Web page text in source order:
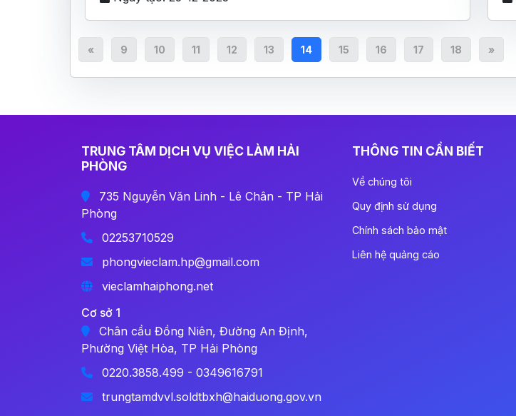
« 9 10 11 12 13 14 15 16 17 18 »
TRUNG TÂM DỊCH VỤ VIỆC LÀM HẢI
PHÒNG
735 Nguyễn Văn Linh - Lê Chân - TP Hải
Phòng
02253710529
phongvieclam.hp@gmail.com
vieclamhaiphong.net
Cơ sở 1
Chân cầu Đồng Niên, Đường An Định,
Phường Việt Hòa, TP Hải Phòng
0220.3858.499 - 0349616791
trungtamdvvl.soldtbxh@haiduong.gov.vn
THÔNG TIN CẦN BIẾT
Về chúng tôi
Quy định sử dụng
Chính sách bảo mật
Liên hệ quảng cáo